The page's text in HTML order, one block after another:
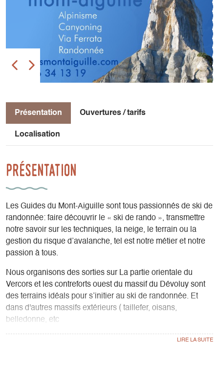
Présentation Ouvertures / tarifs
Localisation
Présentation
Les Guides du Mont-Aiguille sont tous passionnés de ski de
randonnée: faire découvrir le « ski de rando », transmettre
notre savoir sur les techniques, la neige, le terrain ou la
gestion du risque d’avalanche, tel est notre métier et notre
passion à tous.
Nous organisons des sorties sur La partie orientale du
Vercors et les contreforts ouest du massif du Dévoluy sont
des terrains idéals pour s’initier au ski de randonnée. Et
dans d'autres massifs extérieurs ( taillefer, oisans,
belledonne, etc
Notre connaissance du terrain nous permettra de visiter les
belles combes tout en évitant les zones de forêt dense. Ici, il